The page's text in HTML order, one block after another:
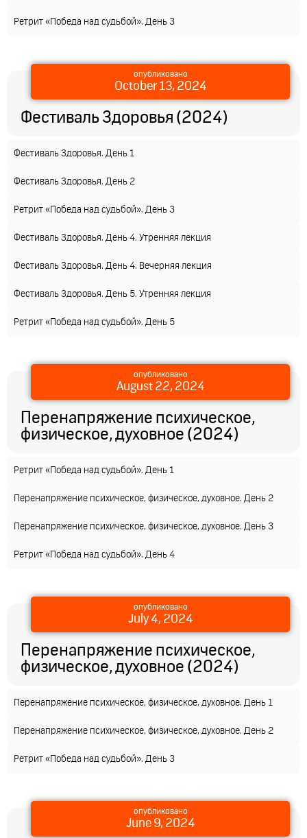
Ретрит «Победа над судьбой». День 3
опубликовано
October 13, 2024
Фестиваль Здоровья (2024)
Фестиваль Здоровья. День 1
Фестиваль Здоровья. День 2
Ретрит «Победа над судьбой». День 3
Фестиваль Здоровья. День 4. Утренняя лекция
Фестиваль Здоровья. День 4. Вечерняя лекция
Фестиваль Здоровья. День 5. Утренняя лекция
Ретрит «Победа над судьбой». День 5
опубликовано
August 22, 2024
Перенапряжение психическое,
физическое, духовное (2024)
Ретрит «Победа над судьбой». День 1
Перенапряжение психическое, физическое, духовное. День 2
Перенапряжение психическое, физическое, духовное. День 3
Ретрит «Победа над судьбой». День 4
опубликовано
July 4, 2024
Перенапряжение психическое,
физическое, духовное (2024)
Перенапряжение психическое, физическое, духовное. День 1
Перенапряжение психическое, физическое, духовное. День 2
Ретрит «Победа над судьбой». День 3
опубликовано
June 9, 2024